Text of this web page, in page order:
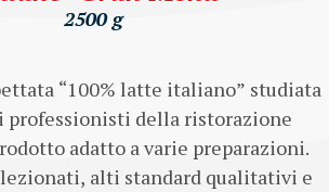
2500 g
“100% latte italiano” studiata
professionisti della ristorazione
adatto a varie preparazioni.
alti standard qualitativi e